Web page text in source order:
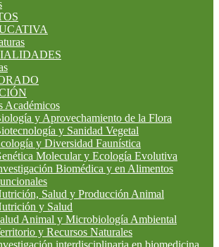
Académicos
y Aprovechamiento de la Flora
y Sanidad Vegetal
y Diversidad Faunística
Molecular y Ecología Evolutiva
Biomédica y en Alimentos
Salud y Producción Animal
y Salud
Animal y Microbiología Ambiental
y Recursos Naturales